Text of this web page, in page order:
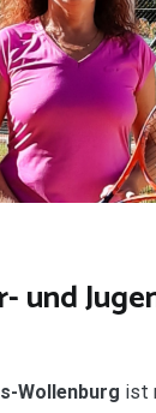
und
Wollenburg ist